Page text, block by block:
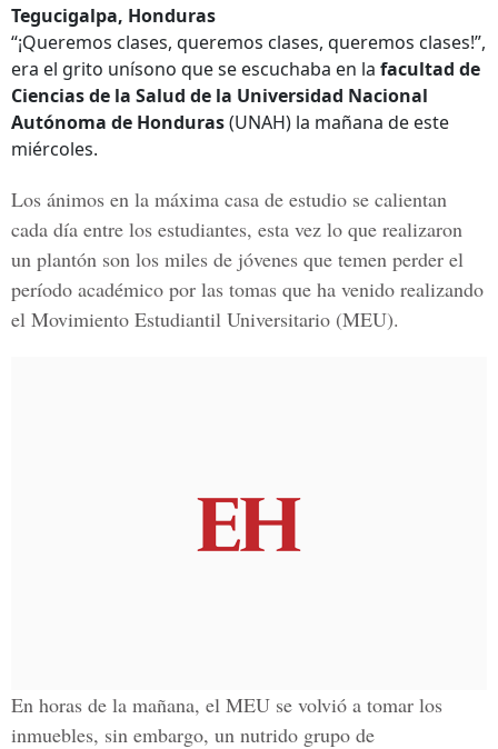
Tegucigalpa, Honduras
“¡Queremos clases, queremos clases, queremos clases!”,
era el grito unísono que se escuchaba en la facultad de
Ciencias de la Salud de la Universidad Nacional
Autónoma de Honduras(UNAH) la mañana de este
miércoles.
Los ánimos en la máxima casa de estudio se calientan
cada día entre los estudiantes, esta vez lo que realizaron
un plantón son los miles de jóvenes que temen perder el
período académico por las tomas que ha venido realizando
el Movimiento Estudiantil Universitario (MEU).
En horas de la mañana, el MEU se volvió a tomar los
inmuebles, sin embargo, un nutrido grupo de